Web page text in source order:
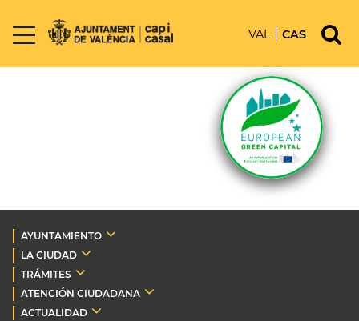
VAL CAS
AYUNTAMIENTO
LA CIUDAD
TRÁMITES
ATENCIÓN CIUDADANA
ACTUALIDAD